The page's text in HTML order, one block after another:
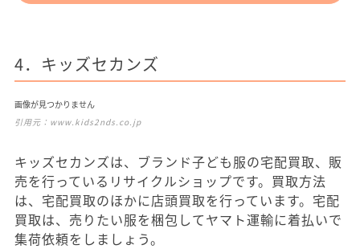
4．キッズセカンズ
画像が見つかりません
引用元： www.kids2nds.co.jp
キッズセカンズは、ブランド子ども服の宅配買取、販
売を行っているリサイクルショップです。買取方法
は、宅配買取のほかに店頭買取を行っています。宅配
買取は、売りたい服を梱包してヤマト運輸に着払いで
集荷依頼をしましょう。